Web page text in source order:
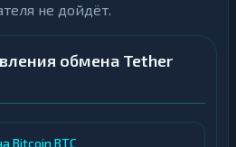
не дойдёт.
обмена Tether
Bitcoin BTC